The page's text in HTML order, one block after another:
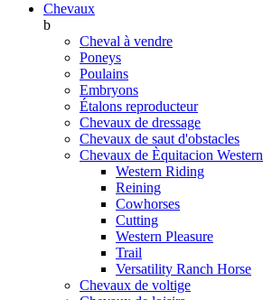
Chevaux
b
Cheval à vendre
Poneys
Poulains
Embryons
Étalons reproducteur
Chevaux de dressage
Chevaux de saut d'obstacles
Chevaux de Èquitacion Western
Western Riding
Reining
Cowhorses
Cutting
Western Pleasure
Trail
Versatility Ranch Horse
Chevaux de voltige